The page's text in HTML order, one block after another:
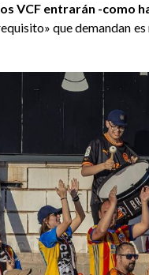
VCF entrarán -como
que demandan